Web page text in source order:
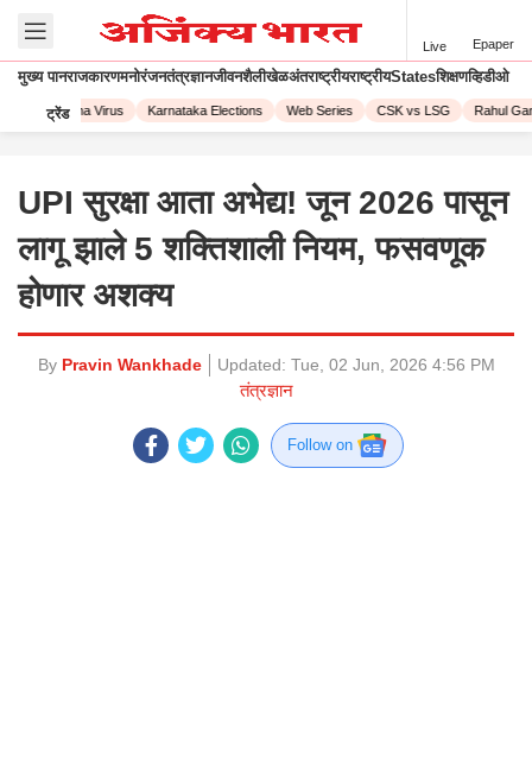
Live Epaper
मुख्य पानराजकारणमनोरंजनतंत्रज्ञानजीवनशैलीखेळअंतराष्ट्रीयराष्ट्रीयStatesशिक्षणव्हिडीओ
ट्रेंड
Corona Virus Karnataka Elections Web Series CSK vs LSG Rahul
UPI सुरक्षा आता अभेद्य! जून 2026 पासून
लागू झाले 5 शक्तिशाली नियम, फसवणूक
होणार अशक्य
By Pravin Wankhade Updated: Tue, 02 Jun, 2026 4:56 PM
तंत्रज्ञान
Follow on